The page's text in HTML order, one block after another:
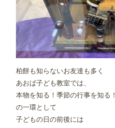
柏餅も知らないお友達も多く
あおば子ども教室では、
本物を知る！季節の行事を知る！
の一環として
子どもの日の前後には